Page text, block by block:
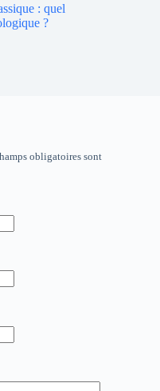
: quel
?
obligatoires sont